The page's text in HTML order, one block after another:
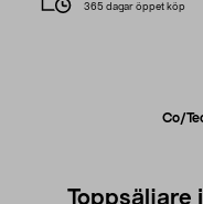
Co/
365 dagar öppet köp
Toppsäljare